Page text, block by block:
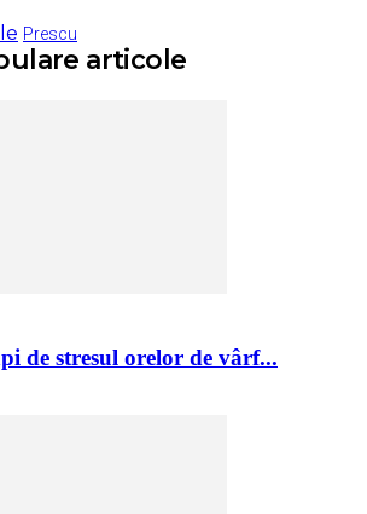
Prescu
articole
de stresul orelor de vârf...